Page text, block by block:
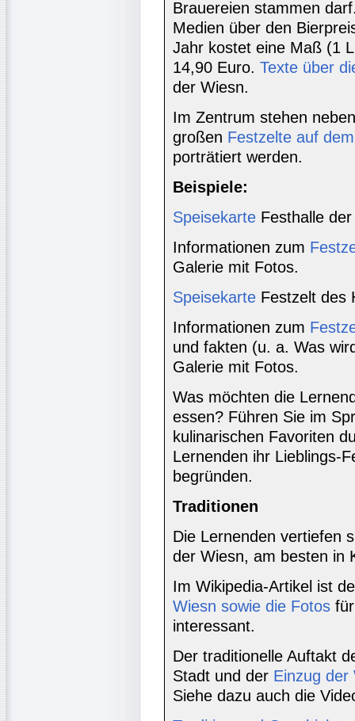
Brauereien stammen
Medien über den
Jahr kostet eine Maß (1
14,90 Euro. Texte über
der Wiesn.
Im Zentrum stehen
großen Festzelte auf
porträtiert werden.
Beispiele:
Speisekarte Festhalle
Informationen zum
Galerie mit Fotos.
Speisekarte Festzelt des
Informationen zum
und fakten (u. a. Was
Galerie mit Fotos.
Was möchten die
essen? Führen Sie im
kulinarischen Favoriten
Lernenden ihr Lieblings-
begründen.
Traditionen
Die Lernenden vertiefen
der Wiesn, am besten in
Im Wikipedia-Artikel ist
Wiesn sowie die Fotos
interessant.
Der traditionelle Auftakt
Stadt und der Einzug der
Siehe dazu auch die